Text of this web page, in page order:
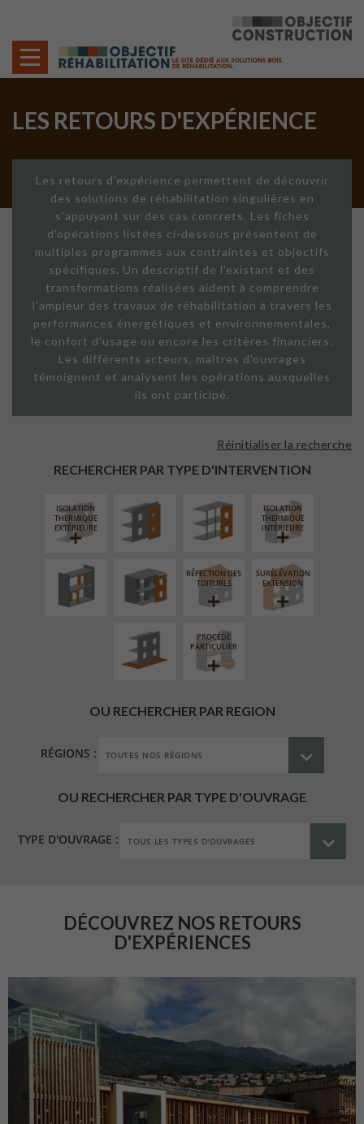
LES RETOURS D'EXPÉRIENCE
Les retours d'expérience permettent de découvrir
des solutions de réhabilitation singulières en
s'appuyant sur des cas concrets. Les fiches
d'opérations listées ci-dessous présentent de
multiples programmes aux contraintes et objectifs
spécifiques. Un descriptif de l'existant et des
transformations réalisées aident à comprendre
l'ampleur des travaux de réhabilitation à travers les
performances énergétiques et environnementales,
le confort d'usage ou encore les critères financiers.
Les différents acteurs, maîtres d'ouvrages
témoignent et analysent les opérations auxquelles
ils ont participé.
RECHERCHER PAR TYPE D'INTERVENTION
Réinitialiser la recherche
ISOLATION
THERMIQUE
EXTÉRIEURE
FAÇADE SUR
LINÉAIRE
ISOLATION
THERMIQUE
INTÉRIEURE
RÉAMÉNAGEMENT
INTÉRIEUR
FERMETURE
LOGGIAS
RÉFECTION DES
TOITURES
SURÉLÉVATION
EXTENSION
AMÉNAGEMENT
EXTÉRIEUR
PROCÉDÉ
PARTICULIER
OU RECHERCHER PAR REGION
RÉGIONS :
OU RECHERCHER PAR TYPE D'OUVRAGE
TYPE D'OUVRAGE :
DÉCOUVREZ NOS RETOURS
D'EXPÉRIENCES